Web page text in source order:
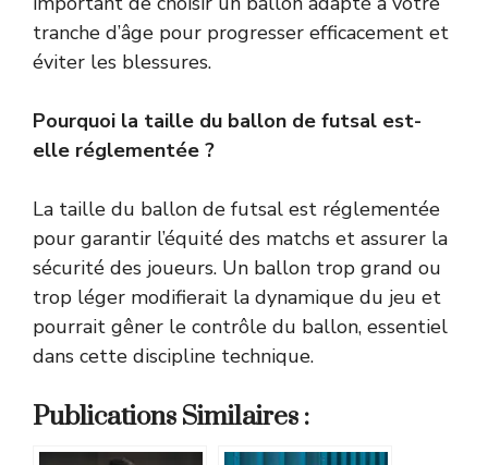
tranche d’âge pour progresser efficacement et
éviter les blessures.
Pourquoi la taille du ballon de futsal est-
elle réglementée ?
La taille du ballon de futsal est réglementée
pour garantir l’équité des matchs et assurer la
sécurité des joueurs. Un ballon trop grand ou
trop léger modifierait la dynamique du jeu et
pourrait gêner le contrôle du ballon, essentiel
dans cette discipline technique.
Publications Similaires :